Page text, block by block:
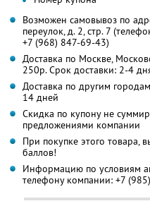
Возможен самовывоз по
переулок, д. 2, стр. 7
+7 (968) 847-69-43)
Доставка по Москве,
250р. Срок доставки: 2-4
Доставка по другим
14 дней
Скидка по купону не
предложениями компании
При покупке этого товара,
баллов!
Информацию по условиям
телефону компании: +7